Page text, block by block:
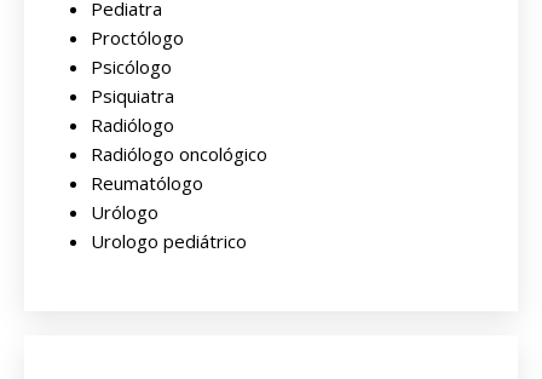
Pediatra
Proctólogo
Psicólogo
Psiquiatra
Radiólogo
Radiólogo oncológico
Reumatólogo
Urólogo
Urologo pediátrico